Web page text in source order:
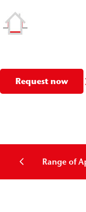
Request now
Range of